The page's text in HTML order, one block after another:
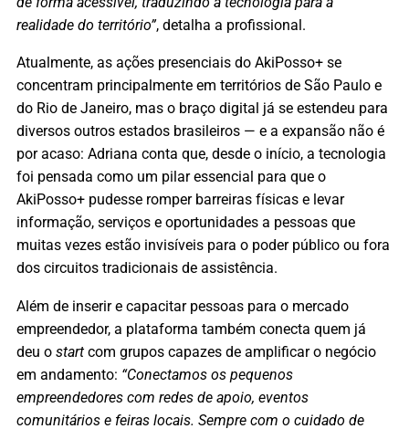
realidade do território”, detalha a profissional.
Atualmente, as ações presenciais do AkiPosso+ se
concentram principalmente em territórios de São Paulo e
do Rio de Janeiro, mas o braço digital já se estendeu para
diversos outros estados brasileiros — e a expansão não é
por acaso: Adriana conta que, desde o início, a tecnologia
foi pensada como um pilar essencial para que o
AkiPosso+ pudesse romper barreiras físicas e levar
informação, serviços e oportunidades a pessoas que
muitas vezes estão invisíveis para o poder público ou fora
dos circuitos tradicionais de assistência.
Além de inserir e capacitar pessoas para o mercado
empreendedor, a plataforma também conecta quem já
deu o start com grupos capazes de amplificar o negócio
em andamento: “Conectamos os pequenos
empreendedores com redes de apoio, eventos
comunitários e feiras locais. Sempre com o cuidado de